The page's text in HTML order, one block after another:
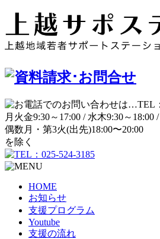
月 火金9:30～17:00 / 水木9:30～18:00 /
偶数月・第3火(出先)18:00〜20:00
を除く
HOME
お知らせ
支援プログラム
Youtube
支援の流れ